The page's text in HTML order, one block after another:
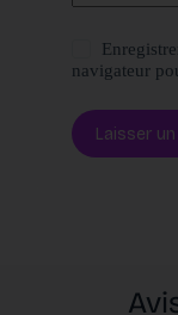
navigateur
Laisser